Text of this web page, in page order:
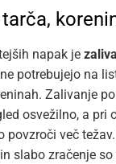
napak je
potrebujejo na
Zalivanje
osvežilno, a pri
povzroči več
slabo zračenje so